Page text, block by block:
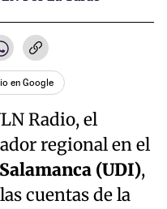
en Google
Radio, el
regional en el
(UDI),
cuentas de la